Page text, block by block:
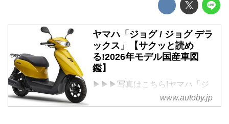
ヤマハ「ジョグ / ジョグ デラ
ックス」【サクッと読め
る!2026年モデル国産車図
鑑】
▶▶▶写真はこちら|ヤマハ「ジ
ョグ / ジョグ デラックス」
YAMAHA JOG / JOG DELUXE
www.autoby.jp